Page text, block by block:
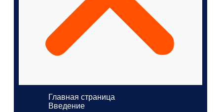
Главная страница
Введение